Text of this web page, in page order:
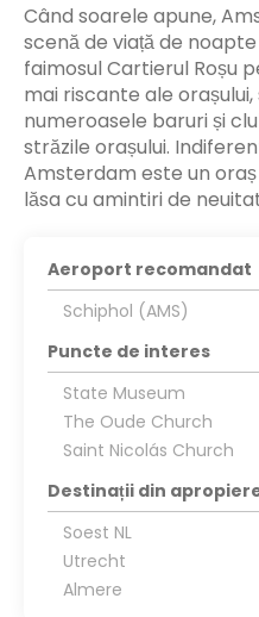
Când soarele apune,
scenă de viață de
faimosul Cartierul Roșu
mai riscante ale
numeroasele baruri și
străzile orașului.
Amsterdam este un
lăsa cu amintiri de
Aeroport recomandat
Schiphol (AMS)
Puncte de interes
State Museum
The Oude Church
Saint Nicolás Church
Destinații din
Soest NL
Utrecht
Almere